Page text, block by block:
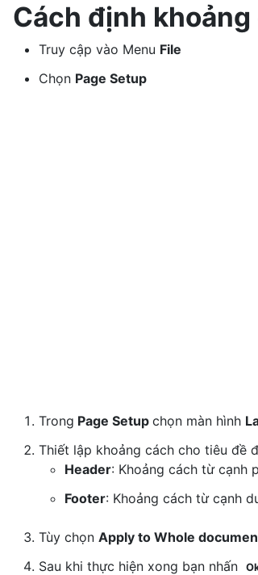
Cách định
Truy cập vào Menu File
Chọn Page Setup
Trong Page Setup chọn màn hình
Thiết lập khoảng cách cho tiêu đề
Header: Khoảng cách từ cạnh
Footer: Khoảng cách từ cạnh
Tùy chọn Apply to Whole
Sau khi thực hiện xong bạn nhấn